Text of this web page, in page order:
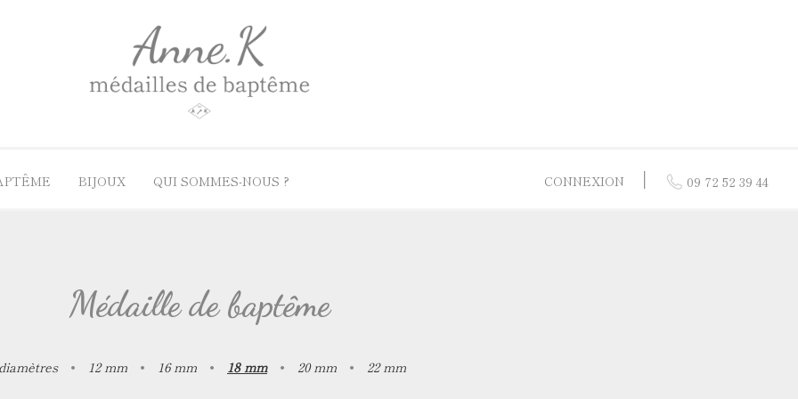
de berceau
de baptême fille
Médaille de baptême en or 9 carats
Médaille de baptême en nacre
BIJOUX QUI SOMMES-NOUS ? CONNEXION │ 09 72 52 39 44
Médaille de baptême
• 12 mm • 16 mm • 18 mm • 20 mm • 22 mm